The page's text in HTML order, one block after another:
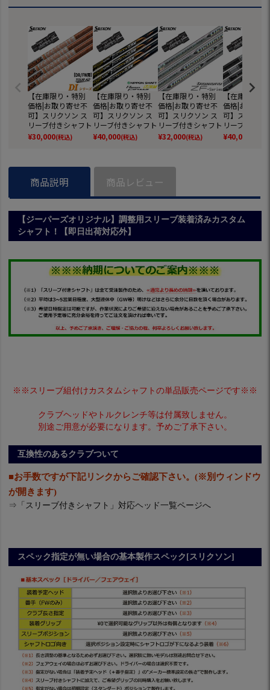
【在庫限り・特別
価格|お取り寄せ不
可】スリクソン ス
リーブ付きシャフト
TourAD DI(日本仕
様) (Z785／Z765／
5)
¥30,000(税込)
【在庫限り・特別
価格|お取り寄せ不
可】スリクソン ス
リーブ付きシャフト
N.S.PRO Regio For
mula MB+ (Z785／
5／ZF45)
¥40,000(税込)
【在庫限り・特別
価格|お取り寄せ不
可】スリクソン ス
リーブ付きシャフト
三菱ケミカル Diam
ana ZF (Z785／Z7
／ZF45)
¥32,000(税込)
【在庫限り・
価格|お取り寄
可】スリクソ
リーブ付きシ
三菱 Tensei
te 1K(日本)
¥40,000
商品説明 商品レビュー
【ジーパーズオリジナル】調整用スリーブ装着済みカスタム
シャフト！【即日出荷対応外】
※※スリーブ組付けカスタムシャフトの単品販売ページです※※
クラブヘッドやトルクレンチ等は付属致しません。
別途ご用意が必要になります。予めご了承下さい。
互換性のあるクラブついて
■お手数ですが下記リンクからご確認下さい。(※別ウィンドウ
が開きます)
⇒ 「スリーブ付きシャフト」対応ヘッド一覧ページへ
スペック指定が無い場合の基本製作スペック[スリクソン]